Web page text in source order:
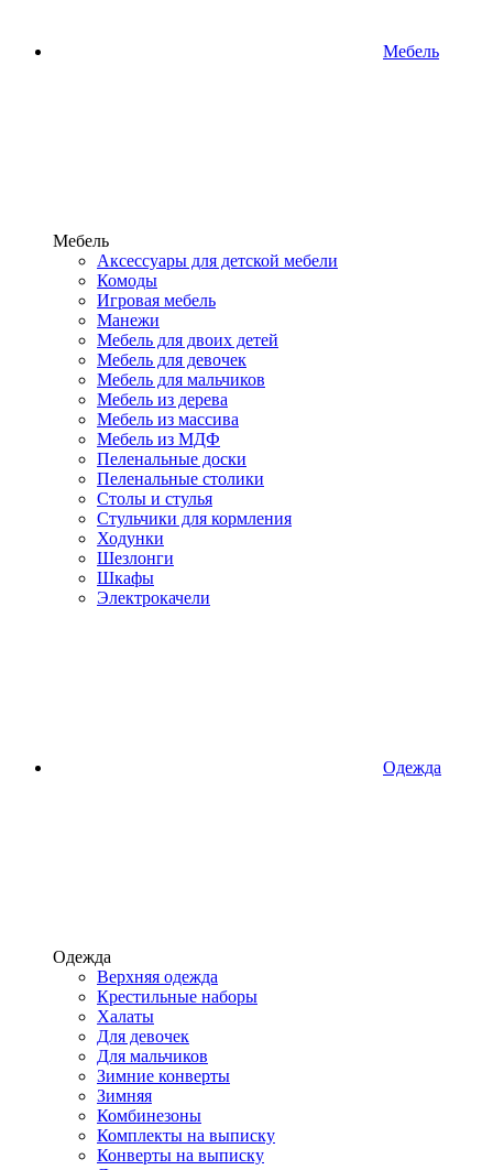
Мебель
Мебель
Аксессуары для детской мебели
Комоды
Игровая мебель
Манежи
Мебель для двоих детей
Мебель для девочек
Мебель для мальчиков
Мебель из дерева
Мебель из массива
Мебель из МДФ
Пеленальные доски
Пеленальные столики
Столы и стулья
Стульчики для кормления
Ходунки
Шезлонги
Шкафы
Электрокачели
Одежда
Одежда
Верхняя одежда
Крестильные наборы
Халаты
Для девочек
Для мальчиков
Зимние конверты
Зимняя
Комбинезоны
Комплекты на выписку
Конверты на выписку